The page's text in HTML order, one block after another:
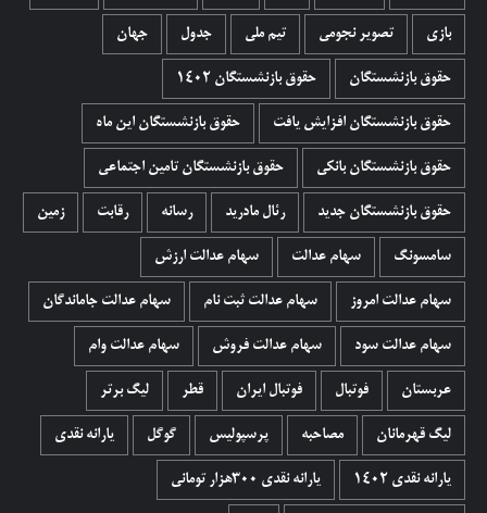
بازی تصویر نجومی تیم ملی جدول جهان
حقوق بازنشستگان حقوق بازنشستگان 1402
حقوق بازنشستگان افزایش یافت حقوق بازنشستگان این ماه
حقوق بازنشستگان بانکی حقوق بازنشستگان تامین اجتماعی
حقوق بازنشستگان جدید رئال مادرید رسانه رقابت زمین
سامسونگ سهام عدالت سهام عدالت ارزش
سهام عدالت امروز سهام عدالت ثبت نام سهام عدالت جاماندگان
سهام عدالت سود سهام عدالت فروش سهام عدالت وام
عربستان فوتبال فوتبال ایران قطر لیگ برتر
لیگ قهرمانان مصاحبه پرسپولیس گوگل یارانه نقدی
یارانه نقدی 1402 یارانه نقدی ۳۰۰هزار تومانی